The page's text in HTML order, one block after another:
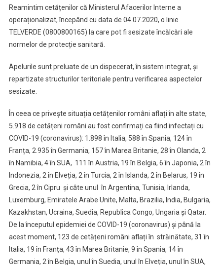
Reamintim cetățenilor că Ministerul Afacerilor Interne a
operaționalizat, începând cu data de 04.07.2020, o linie
TELVERDE (0800800165) la care pot fi sesizate încălcări ale
normelor de protecție sanitară.
Apelurile sunt preluate de un dispecerat, în sistem integrat, și
repartizate structurilor teritoriale pentru verificarea aspectelor
sesizate.
În ceea ce privește situația cetățenilor români aflați în alte state,
5.918 de cetățeni români au fost confirmați ca fiind infectați cu
COVID-19 (coronavirus): 1.898 în Italia, 588 în Spania, 124 în
Franța, 2.935 în Germania, 157 în Marea Britanie, 28 în Olanda, 2
în Namibia, 4 în SUA, 111 în Austria, 19 în Belgia, 6 în Japonia, 2 în
Indonezia, 2 în Elveția, 2 în Turcia, 2 în Islanda, 2 în Belarus, 19 în
Grecia, 2 în Cipru și câte unul în Argentina, Tunisia, Irlanda,
Luxemburg, Emiratele Arabe Unite, Malta, Brazilia, India, Bulgaria,
Kazakhstan, Ucraina, Suedia, Republica Congo, Ungaria și Qatar.
De la începutul epidemiei de COVID-19 (coronavirus) și până la
acest moment, 123 de cetățeni români aflați în străinătate, 31 în
Italia, 19 în Franța, 43 în Marea Britanie, 9 în Spania, 14 în
Germania, 2 în Belgia, unul în Suedia, unul în Elveția, unul în SUA,